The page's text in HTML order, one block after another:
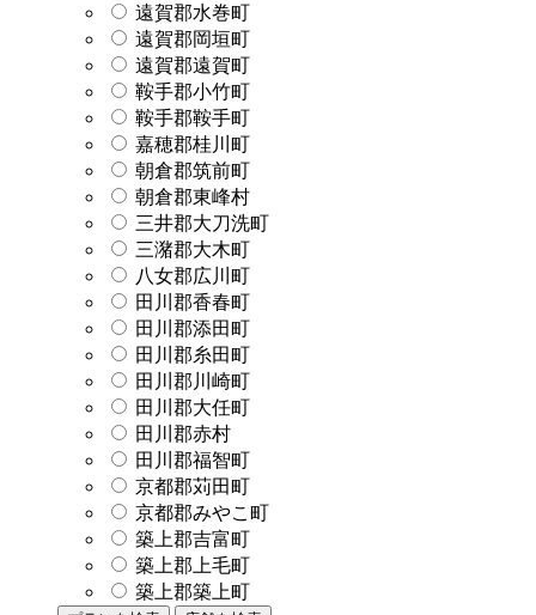
遠賀郡水巻町
遠賀郡岡垣町
遠賀郡遠賀町
鞍手郡小竹町
鞍手郡鞍手町
嘉穂郡桂川町
朝倉郡筑前町
朝倉郡東峰村
三井郡大刀洗町
三潴郡大木町
八女郡広川町
田川郡香春町
田川郡添田町
田川郡糸田町
田川郡川崎町
田川郡大任町
田川郡赤村
田川郡福智町
京都郡苅田町
京都郡みやこ町
築上郡吉富町
築上郡上毛町
築上郡築上町